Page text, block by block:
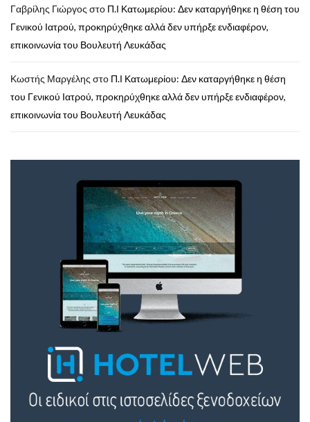
Γαβρίλης Γιώργος στο Π.Ι Κατωμερίου: Δεν καταργήθηκε η θέση του
Γενικού Ιατρού, προκηρύχθηκε αλλά δεν υπήρξε ενδιαφέρον,
επικοινωνία του Βουλευτή Λευκάδας
Κωστής Μαργέλης στο Π.Ι Κατωμερίου: Δεν καταργήθηκε η θέση
του Γενικού Ιατρού, προκηρύχθηκε αλλά δεν υπήρξε ενδιαφέρον,
επικοινωνία του Βουλευτή Λευκάδας